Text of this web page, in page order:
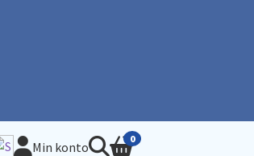
Min konto 0